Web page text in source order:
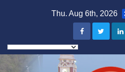
Thu. Aug 6th, 2026